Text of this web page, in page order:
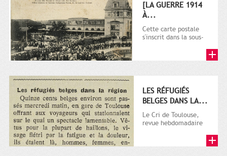
[LA GUERRE 1914
À...
Cette carte postale
s'inscrit dans la sous-
plusieurs milliers de...
LES RÉFUGIÉS
BELGES DANS LA...
Le Cri de Toulouse,
revue hebdomadaire
puis...